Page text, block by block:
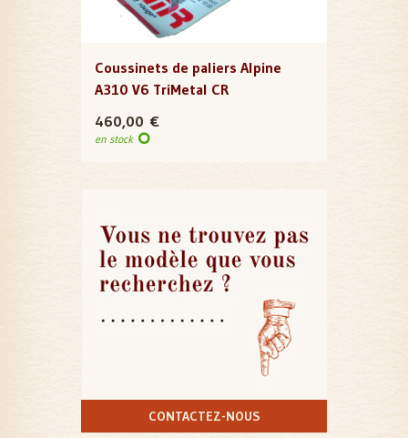
Coussinets de paliers Alpine
A310 V6 TriMetal CR
460,00 €
en stock
CONTACTEZ-NOUS